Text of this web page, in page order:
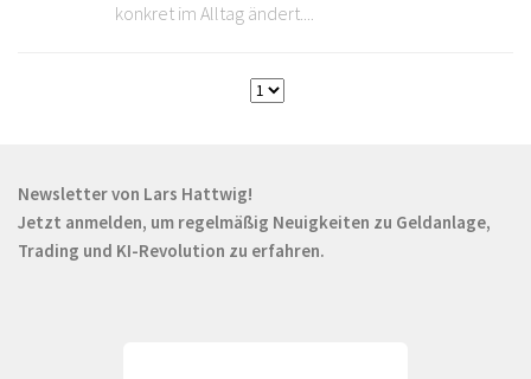
konkret im Alltag ändert....
Newsletter von Lars Hattwig!
Jetzt anmelden, um regelmäßig Neuigkeiten zu Geldanlage,
Trading und KI-Revolution zu erfahren.